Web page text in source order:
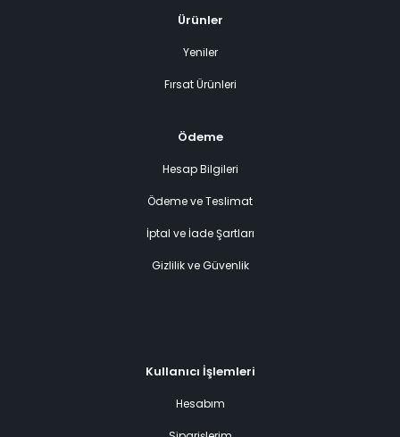
Ürünler
Yeniler
Fırsat Ürünleri
Ödeme
Hesap Bilgileri
Ödeme ve Teslimat
İptal ve İade Şartları
Gizlilik ve Güvenlik
Kullanıcı İşlemleri
Hesabım